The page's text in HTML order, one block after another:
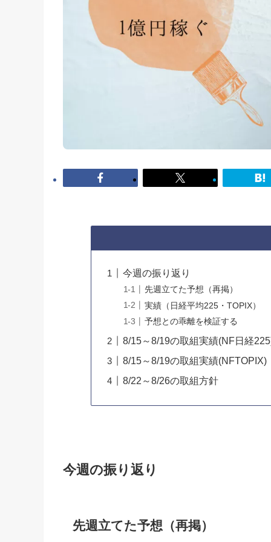
今週の振り返り
先週立てた予想（再掲）
実績（日経平均225・TOPIX）
予想との乖離を検証する
8/15～8/19の取組実績(NF日経
8/15～8/19の取組実績(NFTOPIX)
8/22～8/26の取組方針
今週の振り返り
先週立てた予想（再掲）